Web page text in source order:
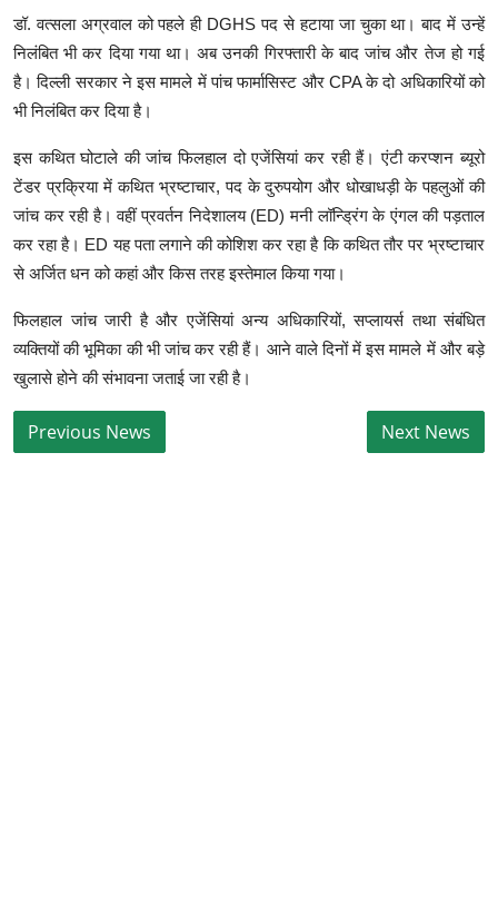
डॉ. वत्सला अग्रवाल को पहले ही DGHS पद से हटाया जा चुका था। बाद में उन्हें
निलंबित भी कर दिया गया था। अब उनकी गिरफ्तारी के बाद जांच और तेज हो गई
है। दिल्ली सरकार ने इस मामले में पांच फार्मासिस्ट और CPA के दो अधिकारियों को
भी निलंबित कर दिया है।
इस कथित घोटाले की जांच फिलहाल दो एजेंसियां कर रही हैं। एंटी करप्शन ब्यूरो
टेंडर प्रक्रिया में कथित भ्रष्टाचार, पद के दुरुपयोग और धोखाधड़ी के पहलुओं की
जांच कर रही है। वहीं प्रवर्तन निदेशालय (ED) मनी लॉन्ड्रिंग के एंगल की पड़ताल
कर रहा है। ED यह पता लगाने की कोशिश कर रहा है कि कथित तौर पर भ्रष्टाचार
से अर्जित धन को कहां और किस तरह इस्तेमाल किया गया।
फिलहाल जांच जारी है और एजेंसियां अन्य अधिकारियों, सप्लायर्स तथा संबंधित
व्यक्तियों की भूमिका की भी जांच कर रही हैं। आने वाले दिनों में इस मामले में और बड़े
खुलासे होने की संभावना जताई जा रही है।